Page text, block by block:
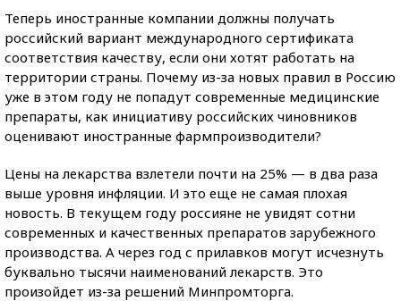
Теперь иностранные компании должны получать
российский вариант международного сертификата
соответствия качеству, если они хотят работать на
территории страны. Почему из-за новых правил в Россию
уже в этом году не попадут современные медицинские
препараты, как инициативу российских чиновников
оценивают иностранные фармпроизводители?
Цены на лекарства взлетели почти на 25% — в два раза
выше уровня инфляции. И это еще не самая плохая
новость. В текущем году россияне не увидят сотни
современных и качественных препаратов зарубежного
производства. А через год с прилавков могут исчезнуть
буквально тысячи наименований лекарств. Это
произойдет из-за решений Минпромторга.